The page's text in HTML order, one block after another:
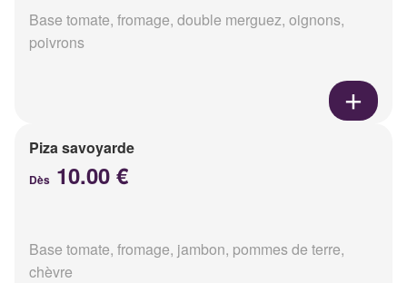
Base tomate, fromage, double merguez, oignons,
poivrons
Piza savoyarde
Dès 10.00 €
Base tomate, fromage, jambon, pommes de terre,
chèvre